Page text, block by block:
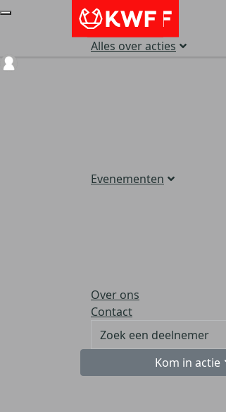
Alles over acties
Evenementen
Over ons
Contact
Kom in actie